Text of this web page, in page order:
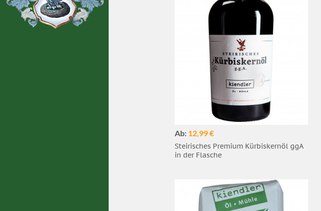
Ab: 12,99 €
Steirisches Premium Kürbiskernöl ggA
in der Flasche